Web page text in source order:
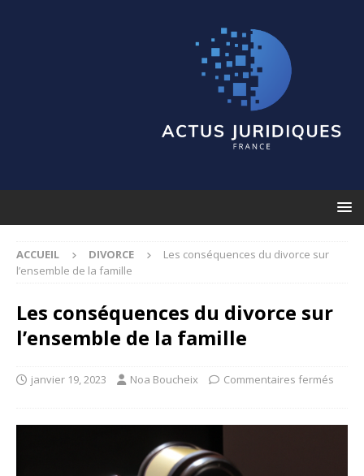
ACCUEIL DIVORCE
Les conséquences du divorce sur
l’ensemble de la famille
Les conséquences du divorce sur
l’ensemble de la famille
janvier 19, 2023 Noa Boucheix Commentaires fermés